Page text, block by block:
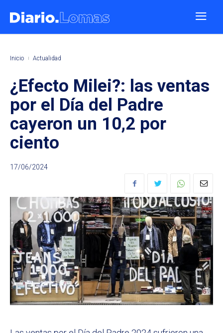
Inicio Actualidad
¿Efecto Milei?: las ventas
por el Día del Padre
cayeron un 10,2 por
ciento
17/06/2024